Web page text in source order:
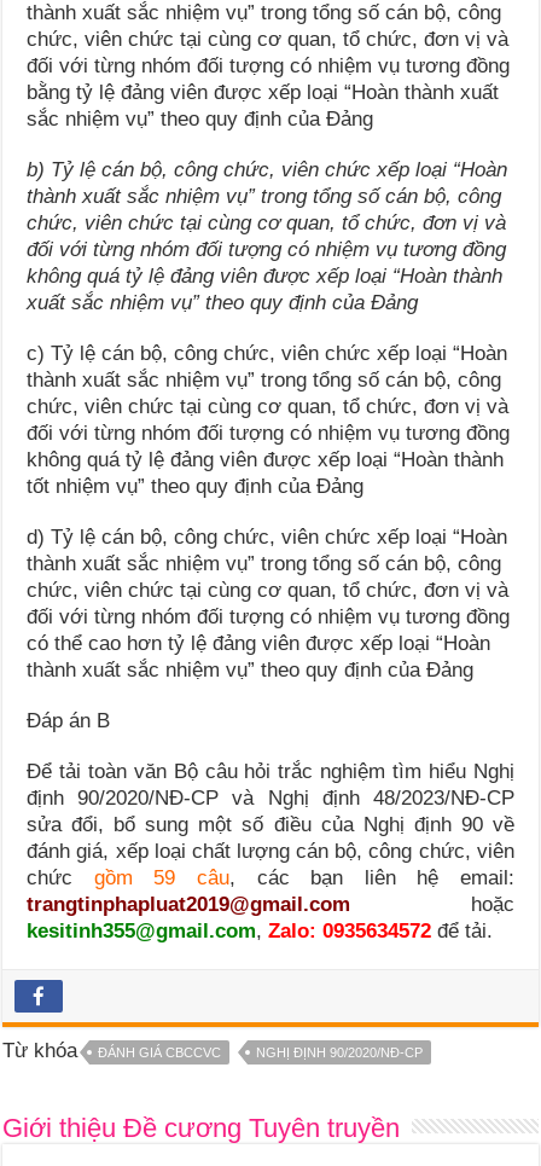
thành xuất sắc nhiệm vụ” trong tổng số cán bộ, công
chức, viên chức tại cùng cơ quan, tổ chức, đơn vị và
đối với từng nhóm đối tượng có nhiệm vụ tương đồng
bằng tỷ lệ đảng viên được xếp loại “Hoàn thành xuất
sắc nhiệm vụ” theo quy định của Đảng
b) Tỷ lệ cán bộ, công chức, viên chức xếp loại “Hoàn
thành xuất sắc nhiệm vụ” trong tổng số cán bộ, công
chức, viên chức tại cùng cơ quan, tổ chức, đơn vị và
đối với từng nhóm đối tượng có nhiệm vụ tương đồng
không quá tỷ lệ đảng viên được xếp loại “Hoàn thành
xuất sắc nhiệm vụ” theo quy định của Đảng
c) Tỷ lệ cán bộ, công chức, viên chức xếp loại “Hoàn
thành xuất sắc nhiệm vụ” trong tổng số cán bộ, công
chức, viên chức tại cùng cơ quan, tổ chức, đơn vị và
đối với từng nhóm đối tượng có nhiệm vụ tương đồng
không quá tỷ lệ đảng viên được xếp loại “Hoàn thành
tốt nhiệm vụ” theo quy định của Đảng
d) Tỷ lệ cán bộ, công chức, viên chức xếp loại “Hoàn
thành xuất sắc nhiệm vụ” trong tổng số cán bộ, công
chức, viên chức tại cùng cơ quan, tổ chức, đơn vị và
đối với từng nhóm đối tượng có nhiệm vụ tương đồng
có thể cao hơn tỷ lệ đảng viên được xếp loại “Hoàn
thành xuất sắc nhiệm vụ” theo quy định của Đảng
Đáp án B
Để tải toàn văn Bộ câu hỏi trắc nghiệm tìm hiểu Nghị
định 90/2020/NĐ-CP và Nghị định 48/2023/NĐ-CP
sửa đổi, bổ sung một số điều của Nghị định 90 về
đánh giá, xếp loại chất lượng cán bộ, công chức, viên
chức gồm 59 câu, các bạn liên hệ email:
trangtinphapluat2019@gmail.com hoặc
kesitinh355@gmail.com,Zalo: 0935634572 để tải.
Từ khóa ĐÁNH GIÁ CBCCVC NGHỊ ĐỊNH 90/2020/NĐ-CP
Giới thiệu Đề cương Tuyên truyền